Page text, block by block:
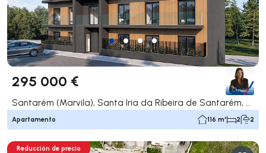
295 000 €
Santarém (Marvila), Santa Iria da Ribeira de Santarém, Santarém (São Salvador) e Santarém (São Nicolau), Santarém
Apartamento 116 m² 2 2
Reducción de precio